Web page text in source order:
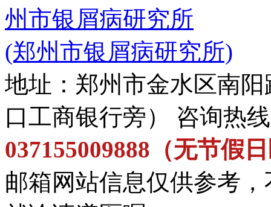
州市银屑病研究所
(郑州市银屑病研究所)
地址：郑州市金水区南
口工商银行旁） 咨询热
037155009888（无节假
邮箱网站信息仅供参考